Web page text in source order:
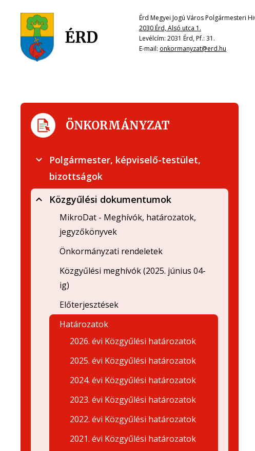
Érd Megyei Jogú Város Polgármesteri
2030 Érd, Alsó utca 1.
Levélcím: 2031 Érd, Pf.: 31.
E-mail: onkormanyzat@erd.hu
ÖNKORMÁNYZAT
Polgármester, képviselő-testület,
bizottságok
Közgyűlési dokumentumok
MikroDat - Meghívók, határozatok,
jegyzőkönyvek
Önkormányzati rendeletek
Közgyűlési meghívók (2025. június 04-
ig)
Előterjesztések
Határozatok
2026. évi Közgyűlési határozatok
2025. évi Közgyűlési határozatok
2024. évi Közgyűlési határozatok
2023. évi Közgyűlési határozatok
2022. évi Közgyűlési határozatok
2021. évi Közgyűlési határozatok